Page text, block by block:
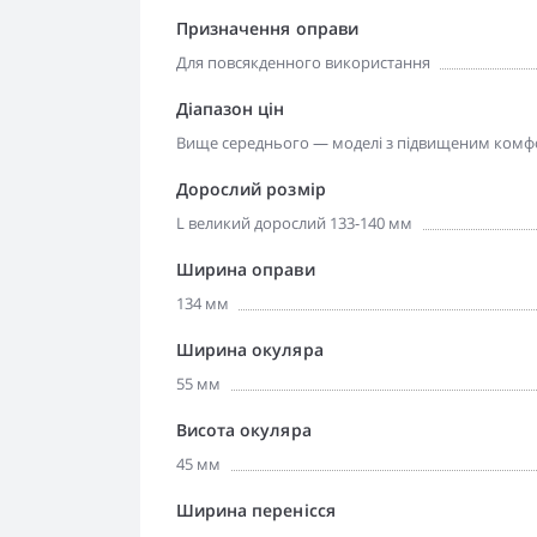
Призначення оправи
Для повсякденного використання
Діапазон цін
Вище середнього — моделі з підвищеним
Дорослий розмір
L великий дорослий 133-140 мм
Ширина оправи
134 мм
Ширина окуляра
55 мм
Висота окуляра
45 мм
Ширина перенісся